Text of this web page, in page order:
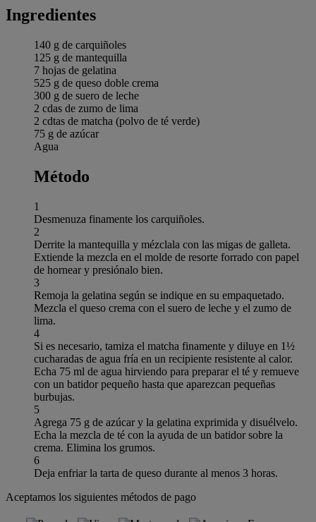
Ingredientes
140 g de carquiñoles
125 g de mantequilla
7 hojas de gelatina
525 g de queso doble crema
300 g de suero de leche
2 cdas de zumo de lima
2 cdtas de matcha (polvo de té verde)
75 g de azúcar
Agua
Método
1
Desmenuza finamente los carquiñoles.
2
Derrite la mantequilla y mézclala con las migas de galleta.
Extiende la mezcla en el molde de resorte forrado con papel
de hornear y presiónalo bien.
3
Remoja la gelatina según se indique en su empaquetado.
Mezcla el queso crema con el suero de leche y el zumo de
lima.
4
Si es necesario, tamiza el matcha finamente y diluye en 1½
cucharadas de agua fría en un recipiente resistente al calor.
Echa 75 ml de agua hirviendo para preparar el té y remueve
con un batidor pequeño hasta que aparezcan pequeñas
burbujas.
5
Agrega 75 g de azúcar y la gelatina exprimida y disuélvelo.
Echa la mezcla de té con la ayuda de un batidor sobre la
crema. Elimina los grumos.
6
Deja enfriar la tarta de queso durante al menos 3 horas.
Aceptamos los siguientes métodos de pago